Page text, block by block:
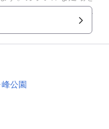
いて、また考えながら